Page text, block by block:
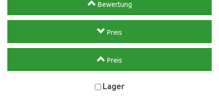
Bewertung
Preis
Preis
Lager